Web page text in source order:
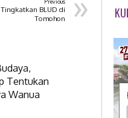
BLUD di
Tomohon
Tentukan
Wanua